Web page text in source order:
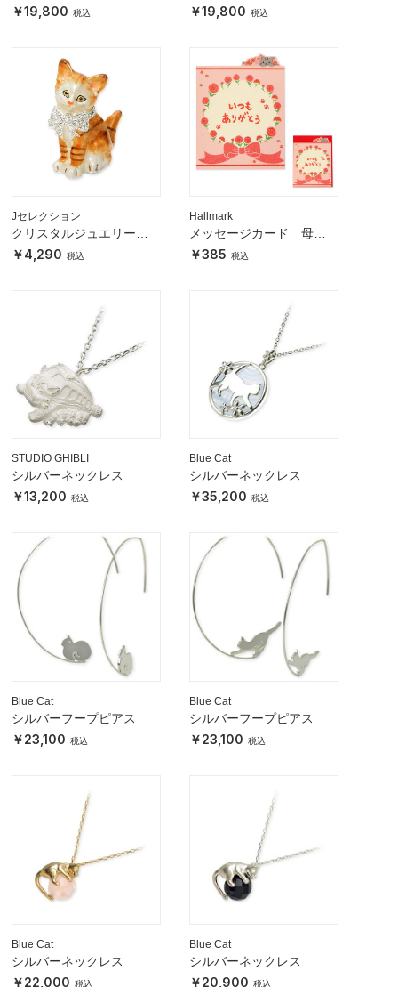
19,800 19,800
Jセレクション
クリスタルジュエリーボ
ックス
4,290
Hallmark
メッセージカード 母の
日(カーネーション)
385
STUDIO GHIBLI
シルバーネックレス
13,200
Blue Cat
シルバーネックレス
35,200
Blue Cat
シルバーフープピアス
23,100
Blue Cat
シルバーフープピアス
23,100
Blue Cat
シルバーネックレス
22,000
Blue Cat
シルバーネックレス
20,900